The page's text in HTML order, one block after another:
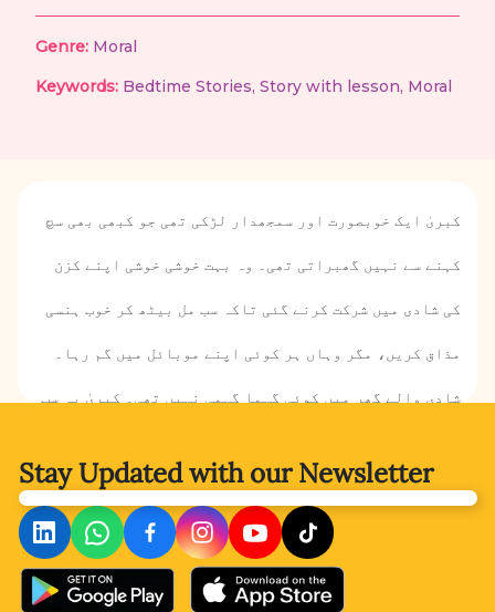
Genre: Moral
Keywords: Bedtime Stories, Story with lesson, Moral
کبریٰ ایک خوبصورت اور سمجھدار لڑکی تھی جو کبھی بھی سچ
کہنے سے نہیں گھبراتی تھی۔ وہ بہت خوشی خوشی اپنے کزن
کی شادی میں شرکت کرنے گئی تاکہ سب مل بیٹھ کر خوب ہنسی
مذاق کریں، مگر وہاں ہر کوئی اپنے موبائل میں گم رہا۔
شادی والے گھر میں کوئی گہما گہمی نہیں تھی۔ کبریٰ یہ سب
دلانے کا فیصلہ کیا کہ تصویریں کھینچنے یا موبائل پر وقت
ضائع کرنے کے بجائے ایک دوسرے کے ساتھ وقت گزارنا کہیں
بہتر ہے۔ کیا کبریٰ اپنے اس مقصد میں کامیاب ہو پائی؟
Stay Updated withour Newsletter